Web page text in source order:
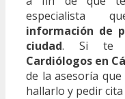
especialista
información de
ciudad. Si te
Cardiólogos en
de la asesoría
hallarlo y pedir